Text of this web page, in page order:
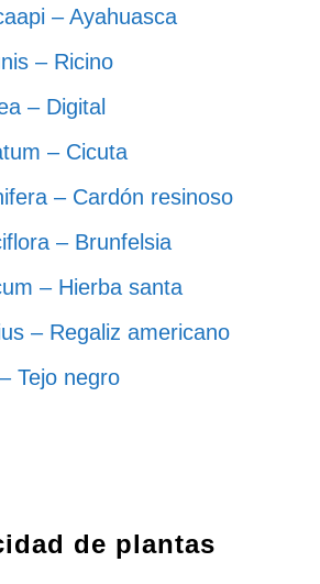
– Ayahuasca
– Ricino
– Digital
– Cicuta
– Cardón resinoso
– Brunfelsia
– Hierba santa
– Regaliz americano
Tejo negro
de plantas